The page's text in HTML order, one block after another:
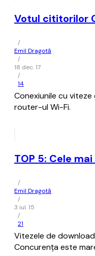
Votul cititorilor
/
Emil Dragotă
/
18 dec. 17
/
14
Conexiunile cu
router-ul Wi-Fi.
TOP 5: Cele
/
Emil Dragotă
/
3 iul. 15
/
21
Vitezele de
Concurența este